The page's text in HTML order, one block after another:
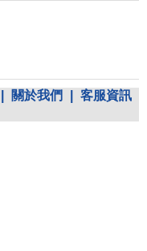
關於我們
客服資訊